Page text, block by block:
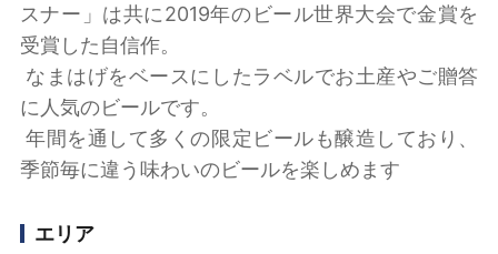
スナー」は共に2019年のビール世界大会で金賞を
受賞した自信作。
なまはげをベースにしたラベルでお土産やご贈答
に人気のビールです。
年間を通して多くの限定ビールも醸造しており、
季節毎に違う味わいのビールを楽しめます
エリア